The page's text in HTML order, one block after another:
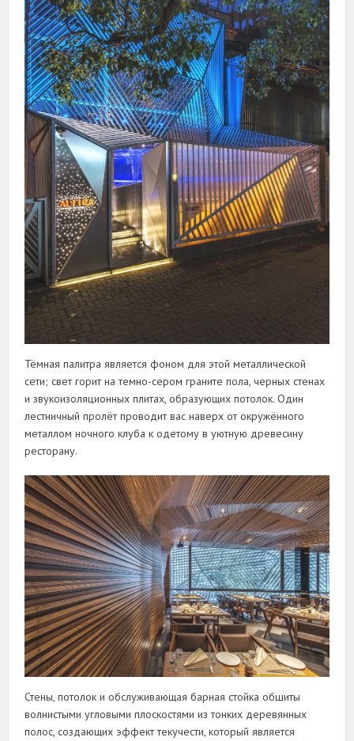
Тёмная палитра является фоном для этой металлической
сети; свет горит на темно-сером граните пола, черных стенах
и звукоизоляционных плитах, образующих потолок. Один
лестничный пролёт проводит вас наверх от окружённого
металлом ночного клуба к одетому в уютную древесину
ресторану.
Стены, потолок и обслуживающая барная стойка обшиты
волнистыми угловыми плоскостями из тонких деревянных
полос, создающих эффект текучести, который является